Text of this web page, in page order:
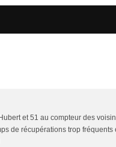
et 51 au compteur des
de récupérations trop fréquents